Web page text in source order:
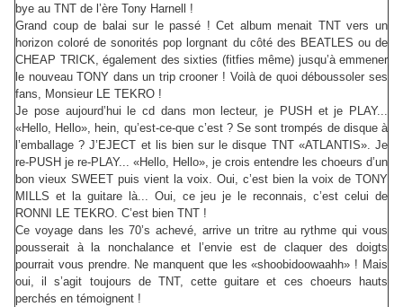
bye au TNT de l’ère Tony Harnell !
Grand coup de balai sur le passé ! Cet album menait TNT vers un
horizon coloré de sonorités pop lorgnant du côté des BEATLES ou de
CHEAP TRICK, également des sixties (fitfies même) jusqu’à emmener
le nouveau TONY dans un trip crooner ! Voilà de quoi déboussoler ses
fans, Monsieur LE TEKRO !
Je pose aujourd’hui le cd dans mon lecteur, je PUSH et je PLAY...
«Hello, Hello», hein, qu’est-ce-que c’est ? Se sont trompés de disque à
l’emballage ? J’EJECT et lis bien sur le disque TNT «ATLANTIS». Je
re-PUSH je re-PLAY... «Hello, Hello», je crois entendre les choeurs d’un
bon vieux SWEET puis vient la voix. Oui, c’est bien la voix de TONY
MILLS et la guitare là... Oui, ce jeu je le reconnais, c’est celui de
RONNI LE TEKRO. C’est bien TNT !
Ce voyage dans les 70’s achevé, arrive un tritre au rythme qui vous
pousserait à la nonchalance et l’envie est de claquer des doigts
pourrait vous prendre. Ne manquent que les «shoobidoowaahh» ! Mais
oui, il s’agit toujours de TNT, cette guitare et ces choeurs hauts
perchés en témoignent !